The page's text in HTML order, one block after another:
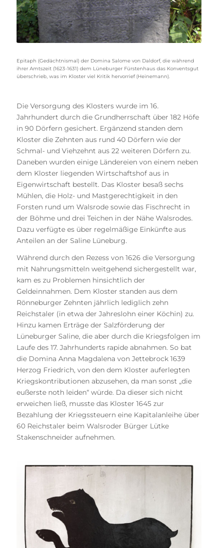
Epitaph (Gedächtnismal) der Domina Salome von Daldorf, die während
ihrer Amtszeit (1623-1631) dem Lüneburger Fürstenhaus das Konventsgut
überschrieb, was im Kloster viel Kritik hervorrief (Heinemann).
Die Versorgung des Klosters wurde im 16.
Jahrhundert durch die Grundherrschaft über 182 Höfe
in 90 Dörfern gesichert. Ergänzend standen dem
Kloster die Zehnten aus rund 40 Dörfern wie der
Schmal- und Viehzehnt aus 22 weiteren Dörfern zu.
Daneben wurden einige Ländereien von einem neben
dem Kloster liegenden Wirtschaftshof aus in
Eigenwirtschaft bestellt. Das Kloster besaß sechs
Mühlen, die Holz- und Mastgerechtigkeit in den
Forsten rund um Walsrode sowie das Fischrecht in
der Böhme und drei Teichen in der Nähe Walsrodes.
Dazu verfügte es über regelmäßige Einkünfte aus
Anteilen an der Saline Lüneburg.
Während durch den Rezess von 1626 die Versorgung
mit Nahrungsmitteln weitgehend sichergestellt war,
kam es zu Problemen hinsichtlich der
Geldeinnahmen. Dem Kloster standen aus dem
Rönneburger Zehnten jährlich lediglich zehn
Reichstaler (in etwa der Jahreslohn einer Köchin) zu.
Hinzu kamen Erträge der Salzförderung der
Lüneburger Saline, die aber durch die Kriegsfolgen im
Laufe des 17. Jahrhunderts rapide abnahmen. So bat
die Domina Anna Magdalena von Jettebrock 1639
Herzog Friedrich, von den dem Kloster auferlegten
Kriegskontributionen abzusehen, da man sonst „die
eußerste noth leiden“ würde. Da dieser sich nicht
erweichen ließ, musste das Kloster 1645 zur
Bezahlung der Kriegssteuern eine Kapitalanleihe über
60 Reichstaler beim Walsroder Bürger Lütke
Stakenschneider aufnehmen.